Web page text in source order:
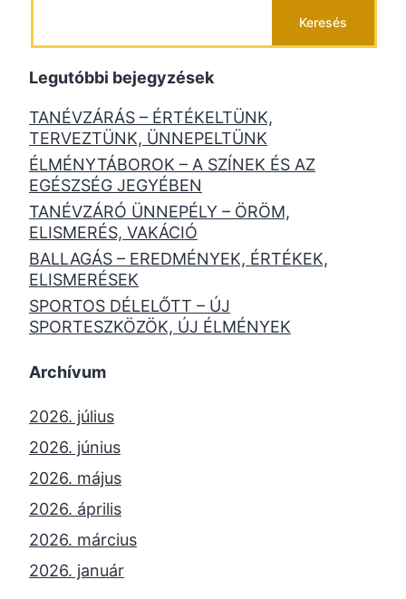
Keresés
Legutóbbi bejegyzések
TANÉVZÁRÁS – ÉRTÉKELTÜNK,
TERVEZTÜNK, ÜNNEPELTÜNK
ÉLMÉNYTÁBOROK – A SZÍNEK ÉS AZ
EGÉSZSÉG JEGYÉBEN
TANÉVZÁRÓ ÜNNEPÉLY – ÖRÖM,
ELISMERÉS, VAKÁCIÓ
BALLAGÁS – EREDMÉNYEK, ÉRTÉKEK,
ELISMERÉSEK
SPORTOS DÉLELŐTT – ÚJ
SPORTESZKÖZÖK, ÚJ ÉLMÉNYEK
Archívum
2026. július
2026. június
2026. május
2026. április
2026. március
2026. január